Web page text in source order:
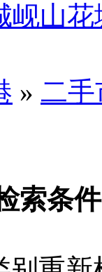
岘山花
» 二
索条